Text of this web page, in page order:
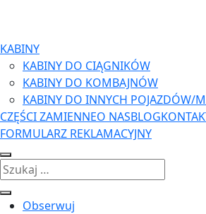
KABINY
KABINY DO CIĄGNIKÓW
KABINY DO KOMBAJNÓW
KABINY DO INNYCH POJAZDÓW/
CZĘŚCI ZAMIENNEO NASBLOG
FORMULARZ REKLAMACYJNY
Obserwuj